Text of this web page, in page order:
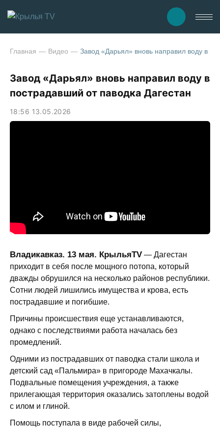
Главная Видео Завод «Дарьял» вновь направил воду в
Завод «Дарьял» вновь направил воду в
пострадавший от паводка Дагестан
18:56 13.05.2026
Владикавказ. 13 мая. КрыльяTV — Дагестан
приходит в себя после мощного потопа, который
дважды обрушился на несколько районов республики.
Сотни людей лишились имущества и крова, есть
пострадавшие и погибшие.
Причины происшествия еще устанавливаются,
однако с последствиями работа началась без
промедлений.
Одними из пострадавших от паводка стали школа и
детский сад «Пальмира» в пригороде Махачкалы.
Подвальные помещения учреждения, а также
прилегающая территория оказались затоплены водой
с илом и глиной.
Помощь поступала в виде рабочей силы,